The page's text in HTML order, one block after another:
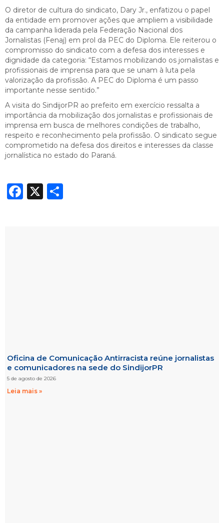
O diretor de cultura do sindicato, Dary Jr., enfatizou o papel
da entidade em promover ações que ampliem a visibilidade
da campanha liderada pela Federação Nacional dos
Jornalistas (Fenaj) em prol da PEC do Diploma. Ele reiterou o
compromisso do sindicato com a defesa dos interesses e
dignidade da categoria: “Estamos mobilizando os jornalistas e
profissionais de imprensa para que se unam à luta pela
valorização da profissão. A PEC do Diploma é um passo
importante nesse sentido.”
A visita do SindijorPR ao prefeito em exercício ressalta a
importância da mobilização dos jornalistas e profissionais de
imprensa em busca de melhores condições de trabalho,
respeito e reconhecimento pela profissão. O sindicato segue
comprometido na defesa dos direitos e interesses da classe
jornalística no estado do Paraná.
Facebook
X
Oficina de Comunicação Antirracista reúne jornalistas
e comunicadores na sede do SindijorPR
5 de agosto de 2026
Leia mais »